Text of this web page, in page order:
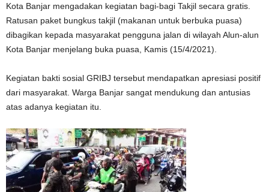
Kota Banjar mengadakan kegiatan bagi-bagi Takjil secara gratis.
Ratusan paket bungkus takjil (makanan untuk berbuka puasa)
dibagikan kepada masyarakat pengguna jalan di wilayah Alun-alun
Kota Banjar menjelang buka puasa, Kamis (15/4/2021).
Kegiatan bakti sosial GRIBJ tersebut mendapatkan apresiasi positif
dari masyarakat. Warga Banjar sangat mendukung dan antusias
atas adanya kegiatan itu.